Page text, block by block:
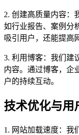
2. 创建高质量内容：
如行业报告、案例分
吸引用户，还能提高
3. 利用博客：我们建
内容。通过博客，企
户的持续互动。
技术优化与用
1. 网站加载速度：我